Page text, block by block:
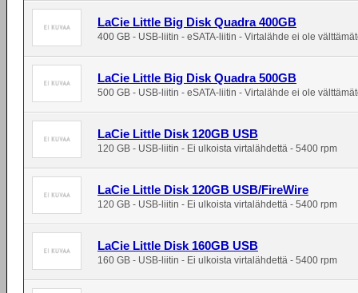
LaCie Little Big Disk Quadra 400GB
400 GB - USB-liitin - eSATA-liitin - Virtalähde ei ole
LaCie Little Big Disk Quadra 500GB
500 GB - USB-liitin - eSATA-liitin - Virtalähde ei ole
LaCie Little Disk 120GB USB
120 GB - USB-liitin - Ei ulkoista virtalähdettä - 5400 rpm
LaCie Little Disk 120GB USB/FireWire
120 GB - USB-liitin - Ei ulkoista virtalähdettä - 5400 rpm
LaCie Little Disk 160GB USB
160 GB - USB-liitin - Ei ulkoista virtalähdettä - 5400 rpm